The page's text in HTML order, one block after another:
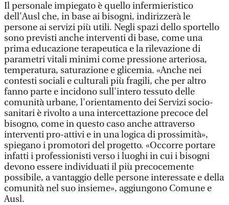
Il personale impiegato è quello infermieristico
dell'Ausl che, in base ai bisogni, indirizzerà le
persone ai servizi più utili. Negli spazi dello sportello
sono previsti anche interventi di base, come una
prima educazione terapeutica e la rilevazione di
parametri vitali minimi come pressione arteriosa,
temperatura, saturazione e glicemia. «Anche nei
contesti sociali e culturali più fragili, che per altro
fanno parte e incidono sull'intero tessuto delle
comunità urbane, l'orientamento dei Servizi socio-
sanitari è rivolto a una intercettazione precoce del
bisogno, come in questo caso anche attraverso
interventi pro-attivi e in una logica di prossimità»,
spiegano i promotori del progetto. «Occorre portare
infatti i professionisti verso i luoghi in cui i bisogni
devono essere individuati il più precocemente
possibile, a vantaggio delle persone interessate e della
comunità nel suo insieme», aggiungono Comune e
Ausl.